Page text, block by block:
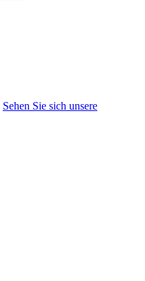
Sehen Sie sich unsere